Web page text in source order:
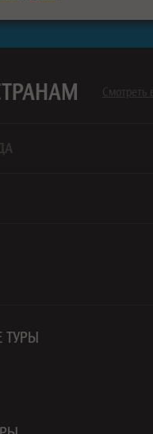
Смотреть
ТУРЫ